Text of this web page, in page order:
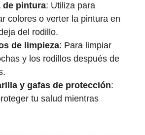
de pintura: Utiliza para
colores o verter la pintura en
del rodillo.
de limpieza: Para limpiar
y los rodillos después de
y gafas de protección:
tu salud mientras